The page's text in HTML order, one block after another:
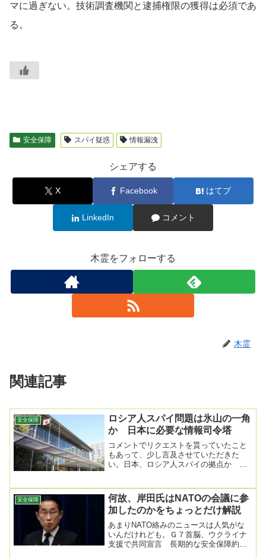
マに過ぎない。技術調査機関と逮捕権限の獲得は必須であ
る。
安全保障 スパイ疑惑 情報漏洩
シェアする
X Facebook はてブ
LinkedIn コメント
木霊をフォローする
木霊
関連記事
安全保障
ロシア人スパイ問題は氷山の一角
か 日本に必要な情報司令塔
コメントでリクエストを貰っていたこと
もあって、少し言及させていただきた
い。日本、ロシア人スパイの拠点か 軍
安全保障
何故、岸田氏はNATOの会議に参
加したのかをちょっとだけ解説
あまりNATO絡みのニュースは人気がな
いんだけれども。Ｇ７首脳、ウクライナ
支援で共同宣言 長期的な安全保障約束